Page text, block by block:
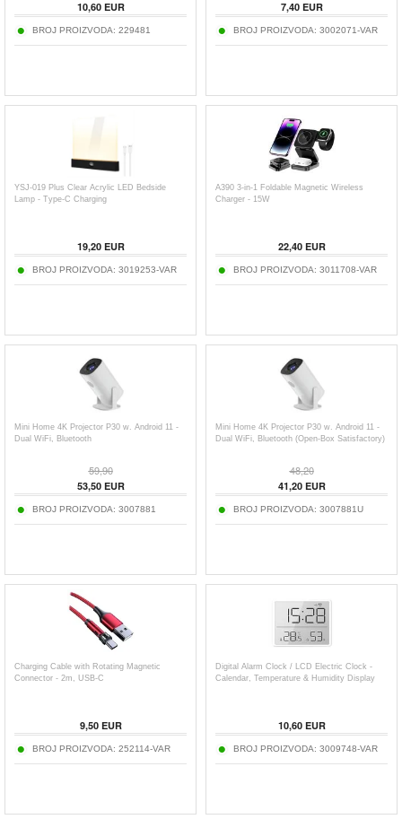
10,60EUR
BROJ PROIZVODA: 229481
7,40EUR
BROJ PROIZVODA: 3002071-VAR
YSJ-019 Plus Clear Acrylic LED Bedside
Lamp - Type-C Charging
19,20EUR
BROJ PROIZVODA: 3019253-VAR
A390 3-in-1 Foldable Magnetic Wireless
Charger - 15W
22,40EUR
BROJ PROIZVODA: 3011708-VAR
Mini Home 4K Projector P30 w. Android 11 -
Dual WiFi, Bluetooth
59,90
53,50EUR
BROJ PROIZVODA: 3007881
Mini Home 4K Projector P30 w. Android 11 -
Dual WiFi, Bluetooth (Open-Box Satisfactory)
48,20
41,20EUR
BROJ PROIZVODA: 3007881U
Charging Cable with Rotating Magnetic
Connector - 2m, USB-C
9,50EUR
BROJ PROIZVODA: 252114-VAR
Digital Alarm Clock / LCD Electric Clock -
Calendar, Temperature & Humidity Display
10,60EUR
BROJ PROIZVODA: 3009748-VAR